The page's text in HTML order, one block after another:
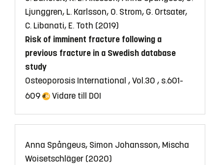
Ljunggren, L. Karlsson, O. Strom, G. Ortsater,
C. Libanati, E. Toth (2019)
Risk of imminent fracture following a
previous fracture in a Swedish database
study
Osteoporosis International , Vol.30 , s.601-
609
Vidare till DOI
Anna Spångeus, Simon Johansson, Mischa
Woisetschläger (2020)